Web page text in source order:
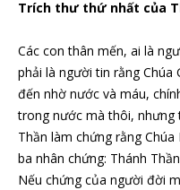
Trích thư thứ nhất của
Các con thân mến, ai là
phải là người tin rằng Chúa
đến nhờ nước và máu,
trong nước mà thôi, nhưng
Thần làm chứng rằng
ba nhân chứng: Thánh
Nếu chứng của người đời